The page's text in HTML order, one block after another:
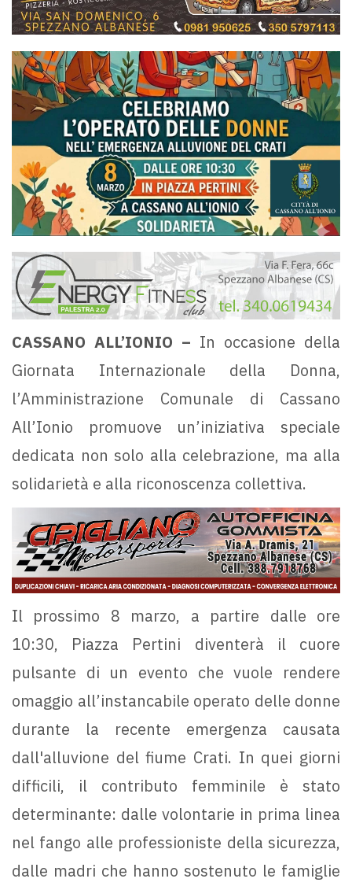
CASSANO ALL’IONIO – In occasione della
Giornata Internazionale della Donna,
l’Amministrazione Comunale di Cassano
All’Ionio promuove un’iniziativa speciale
dedicata non solo alla celebrazione, ma alla
solidarietà e alla riconoscenza collettiva.
Il prossimo 8 marzo, a partire dalle ore
10:30, Piazza Pertini diventerà il cuore
pulsante di un evento che vuole rendere
omaggio all’instancabile operato delle donne
durante la recente emergenza causata
dall'alluvione del fiume Crati. In quei giorni
difficili, il contributo femminile è stato
determinante: dalle volontarie in prima linea
nel fango alle professioniste della sicurezza,
dalle madri che hanno sostenuto le famiglie